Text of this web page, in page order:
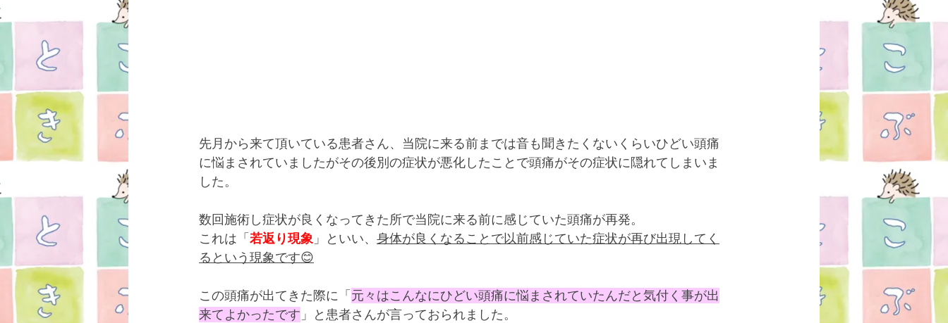
先月から来て頂いている患者さん、当院に来る前までは音も聞きたくないくらいひどい頭痛
に悩まされていましたがその後別の症状が悪化したことで頭痛がその症状に隠れてしまいま
した。
数回施術し症状が良くなってきた所で当院に来る前に感じていた頭痛が再発。
これは「若返り現象 」といい、 身体が良くなることで以前感じていた症状が再び出現してく
るという現象です😊
この頭痛が出てきた際に「元々はこんなにひどい頭痛に悩まされていたんだと気付く事が出
来てよかったです 」と患者さんが言っておられました。